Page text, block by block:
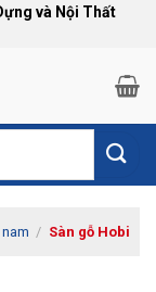
và Nội Thất
/ Sàn gỗ Hobi